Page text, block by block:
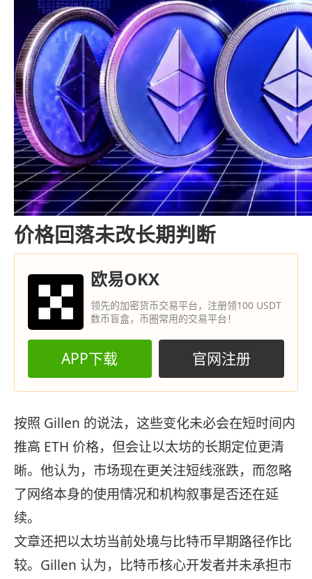
价格回落未改长期判断
欧易OKX
领先的加密货币交易平台，注册领100 USDT
数币盲盒，币圈常用的交易平台！
APP下载 官网注册
按照 Gillen 的说法，这些变化未必会在短时间内
推高 ETH 价格，但会让以太坊的长期定位更清
晰。他认为，市场现在更关注短线涨跌，而忽略
了网络本身的使用情况和机构叙事是否还在延
续。
文章还把以太坊当前处境与比特币早期路径作比
较。Gillen 认为，比特币核心开发者并未承担市